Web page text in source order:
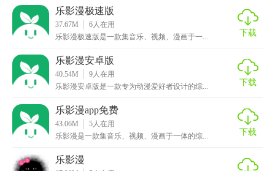
外，还支持投屏、下载以及换源等功能。
3. 漫画：拥有海量漫画资源，包括热门新番、经典老番以及
的漫画加入书架。
4. 实用功能：除了基本的播放和下载功能外，乐影漫纯净版
还增加了短视频去水印、音频提取等实用功能，增加了用户
的使用乐趣和便捷性。
乐影漫极速版
37.67M 6人在用
乐影漫极速版是一款集音乐、视频、漫画于一...
下载
乐影漫安卓版
40.54M 9人在用
乐影漫安卓版是一款专为动漫爱好者设计的综...
下载
乐影漫app免费
43.06M 5人在用
乐影漫是一款集音乐、视频、漫画于一体的综...
下载
乐影漫